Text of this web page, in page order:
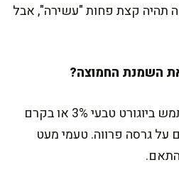
תהיה קצת פחות "עשירה", אבל
אופציה נהדרת היא להשתמש ביוגורט טבעי 3% או בקרם
על גרסה פרווה. טעמי מעט